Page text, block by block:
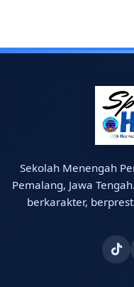
Sekolah Menengah
Pemalang, Jawa
berkarakter,